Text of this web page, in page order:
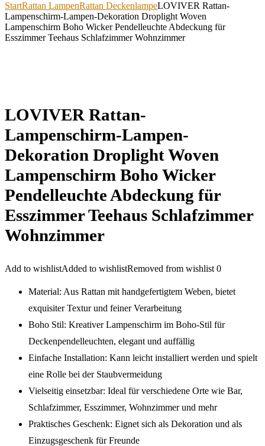
StartRattan LampenRattan DeckenlampeLOVIVER Rattan-
Lampenschirm-Lampen-Dekoration Droplight Woven
Lampenschirm Boho Wicker Pendelleuchte Abdeckung für
Esszimmer Teehaus Schlafzimmer Wohnzimmer
LOVIVER Rattan-
Lampenschirm-Lampen-
Dekoration Droplight Woven
Lampenschirm Boho Wicker
Pendelleuchte Abdeckung für
Esszimmer Teehaus Schlafzimmer
Wohnzimmer
Add to wishlistAdded to wishlistRemoved from wishlist 0
Material: Aus Rattan mit handgefertigtem Weben, bietet
exquisiter Textur und feiner Verarbeitung
Boho Stil: Kreativer Lampenschirm im Boho-Stil für
Deckenpendelleuchten, elegant und auffällig
Einfache Installation: Kann leicht installiert werden und spielt
eine Rolle bei der Staubvermeidung
Vielseitig einsetzbar: Ideal für verschiedene Orte wie Bar,
Schlafzimmer, Esszimmer, Wohnzimmer und mehr
Praktisches Geschenk: Eignet sich als Dekoration und als
Einzugsgeschenk für Freunde